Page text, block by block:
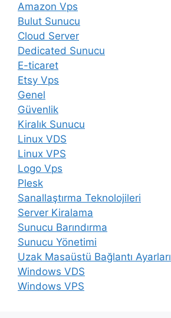
Amazon Vps
Bulut Sunucu
Cloud Server
Dedicated Sunucu
E-ticaret
Etsy Vps
Genel
Güvenlik
Kiralık Sunucu
Linux VDS
Linux VPS
Logo Vps
Plesk
Sanallaştırma Teknolojileri
Server Kiralama
Sunucu Barındırma
Sunucu Yönetimi
Uzak Masaüstü Bağlantı Ayarları
Windows VDS
Windows VPS